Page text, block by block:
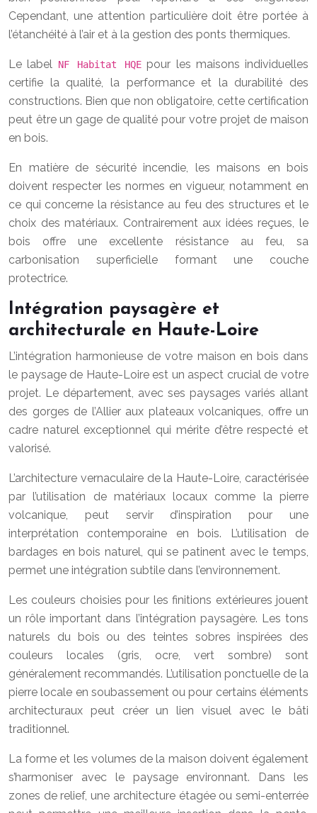
Cependant, une attention particulière doit être portée à
l’étanchéité à l’air et à la gestion des ponts thermiques.
Le label NF Habitat HQE pour les maisons individuelles
certifie la qualité, la performance et la durabilité des
constructions. Bien que non obligatoire, cette certification
peut être un gage de qualité pour votre projet de maison
en bois.
En matière de sécurité incendie, les maisons en bois
doivent respecter les normes en vigueur, notamment en
ce qui concerne la résistance au feu des structures et le
choix des matériaux. Contrairement aux idées reçues, le
bois offre une excellente résistance au feu, sa
carbonisation superficielle formant une couche
protectrice.
Intégration paysagère et
architecturale en Haute-Loire
L’intégration harmonieuse de votre maison en bois dans
le paysage de Haute-Loire est un aspect crucial de votre
projet. Le département, avec ses paysages variés allant
des gorges de l’Allier aux plateaux volcaniques, offre un
cadre naturel exceptionnel qui mérite d’être respecté et
valorisé.
L’architecture vernaculaire de la Haute-Loire, caractérisée
par l’utilisation de matériaux locaux comme la pierre
volcanique, peut servir d’inspiration pour une
interprétation contemporaine en bois. L’utilisation de
bardages en bois naturel, qui se patinent avec le temps,
permet une intégration subtile dans l’environnement.
Les couleurs choisies pour les finitions extérieures jouent
un rôle important dans l’intégration paysagère. Les tons
naturels du bois ou des teintes sobres inspirées des
couleurs locales (gris, ocre, vert sombre) sont
généralement recommandés. L’utilisation ponctuelle de la
pierre locale en soubassement ou pour certains éléments
architecturaux peut créer un lien visuel avec le bâti
traditionnel.
La forme et les volumes de la maison doivent également
s’harmoniser avec le paysage environnant. Dans les
zones de relief, une architecture étagée ou semi-enterrée